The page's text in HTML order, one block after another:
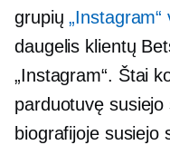
grupių„Instagram“
daugelis klientų
„Instagram“. Štai
parduotuvę
biografijoje susiejo